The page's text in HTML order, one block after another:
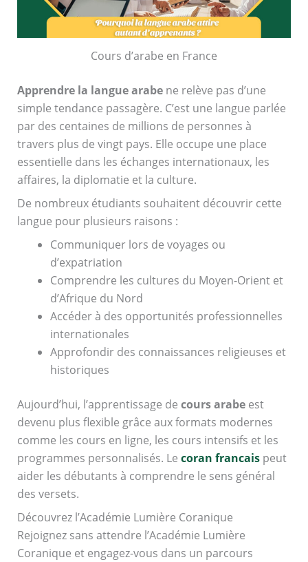
Cours d’arabe en France
Apprendre la langue arabene relève pas d’une
simple tendance passagère. C’est une langue parlée
par des centaines de millions de personnes à
travers plus de vingt pays. Elle occupe une place
essentielle dans les échanges internationaux, les
affaires, la diplomatie et la culture.
De nombreux étudiants souhaitent découvrir cette
langue pour plusieurs raisons :
Communiquer lors de voyages ou
d’expatriation
Comprendre les cultures du Moyen-Orient et
d’Afrique du Nord
Accéder à des opportunités professionnelles
internationales
Approfondir des connaissances religieuses et
historiques
Aujourd’hui, l’apprentissage de cours arabeest
devenu plus flexible grâce aux formats modernes
comme les cours en ligne, les cours intensifs et les
programmes personnalisés. Le coran francaispeut
aider les débutants à comprendre le sens général
des versets.
Découvrez l’Académie Lumière Coranique
Rejoignez sans attendre l’Académie Lumière
Coranique et engagez-vous dans un parcours